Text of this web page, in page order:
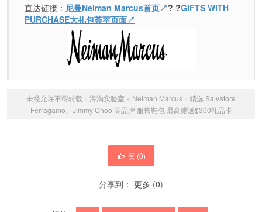
直达链接： 尼曼Neiman Marcus首页↗? ?GIFTS WITH
PURCHASE大礼包荟萃页面↗
未经允许不得转载： 海淘实验室 » Neiman Marcus：精选 Salvatore
Ferragamo、Jimmy Choo 等品牌 服饰鞋包 最高赠送$300礼品卡
赞 (0)
分享到： 更多 (0)